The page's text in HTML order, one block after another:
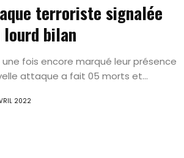
terroriste signalée
lourd bilan
fois encore marqué leur présence
attaque a fait 05 morts et...
2022